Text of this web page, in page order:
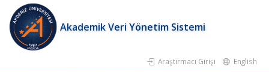
Akademik Veri Yönetim Sistemi
Araştırmacı Girişi English